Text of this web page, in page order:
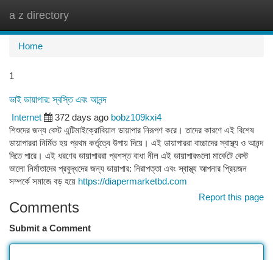
a z directory
Home
1
ভাই ডায়াপার: স্বস্তি এবং আনন্দ
Internet
372 days ago bobz109kxi4
শিশুদের জন্য বেস্ট এন্টিমাইক্রোবিয়াল ডায়াপার নিরূপণ করে। তাদের কারণে এই বিশেষ
ডায়াপাররা নির্মিত হয় প্রথম কর্তৃত্বে উপায় দিয়ে। এই ডায়াপাররা বাচ্চাদের স্বাস্থ্য ও আনন্দ
দিতে পারে। এই ধরণের ডায়াপাররা প্রশস্ত বাধা নীল এই ডায়াপারগুলো মার্কেটে বেস্ট
ভালো নির্মাতাদের প্রবুদ্ধদের জন্য ডায়াপার: নিরাপত্তা এবং স্বাস্থ্য আপনার প্রিয়জন
সম্পর্কে সমাজে বড় হয়ে https://diapermarketbd.com
Report this page
Comments
Submit a Comment